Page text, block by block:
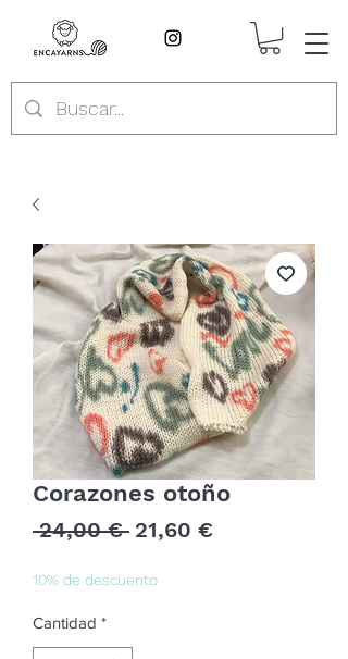
Corazones otoño
24,00 € Precio
21,60 €Precio
10% de descuento
Cantidad *